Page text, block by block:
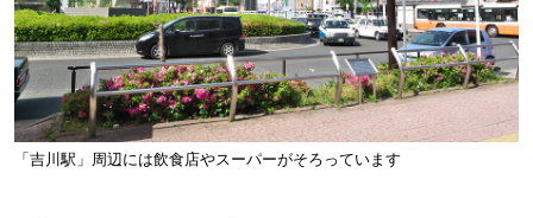
「吉川駅」周辺には飲食店やスーパーがそろっています